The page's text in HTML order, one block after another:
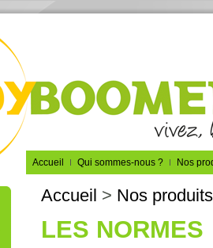
Accueil Qui sommes-nous ? Nos
Accueil > Nos produits
LES NORMES